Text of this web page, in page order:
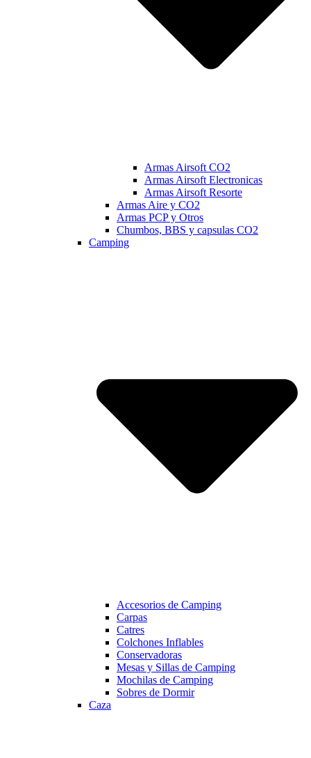
Armas Airsoft CO2
Armas Airsoft Electronicas
Armas Airsoft Resorte
Armas Aire y CO2
Armas PCP y Otros
Chumbos, BBS y capsulas CO2
Camping
Accesorios de Camping
Carpas
Catres
Colchones Inflables
Conservadoras
Mesas y Sillas de Camping
Mochilas de Camping
Sobres de Dormir
Caza